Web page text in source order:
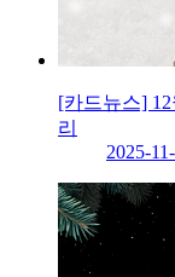
[카드뉴스]
리
2025-